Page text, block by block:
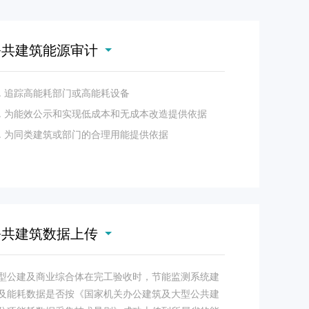
建筑能源审计
追踪高能耗部门或高能耗设备
为能效公示和实现低成本和无成本改造提供依据
为同类建筑或部门的合理用能提供依据
建筑数据上传
公建及商业综合体在完工验收时，节能监测系统建
能耗数据是否按《国家机关办公建筑及大型公共建